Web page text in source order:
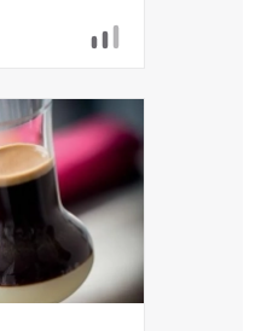
con
NESCAFÉ®